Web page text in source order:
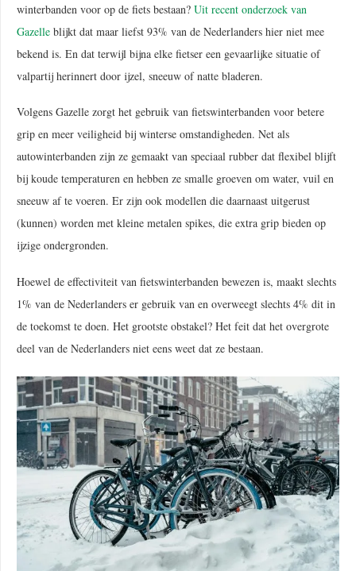
winterbanden voor op de fiets bestaan? Uit recent onderzoek van
Gazelle blijkt dat maar liefst 93% van de Nederlanders hier niet mee
bekend is. En dat terwijl bijna elke fietser een gevaarlijke situatie of
valpartij herinnert door ijzel, sneeuw of natte bladeren.
Volgens Gazelle zorgt het gebruik van fietswinterbanden voor betere
grip en meer veiligheid bij winterse omstandigheden. Net als
autowinterbanden zijn ze gemaakt van speciaal rubber dat flexibel blijft
bij koude temperaturen en hebben ze smalle groeven om water, vuil en
sneeuw af te voeren. Er zijn ook modellen die daarnaast uitgerust
(kunnen) worden met kleine metalen spikes, die extra grip bieden op
ijzige ondergronden.
Hoewel de effectiviteit van fietswinterbanden bewezen is, maakt slechts
1% van de Nederlanders er gebruik van en overweegt slechts 4% dit in
de toekomst te doen. Het grootste obstakel? Het feit dat het overgrote
deel van de Nederlanders niet eens weet dat ze bestaan.